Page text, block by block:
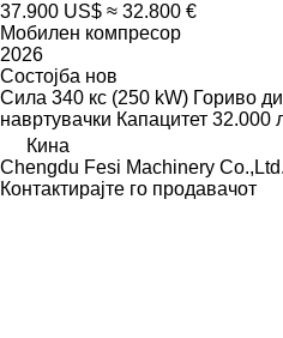
37.900 US$ ≈ 32.800 €
Мобилен компресор
2026
Состојба нов
Сила 340 кс (250 kW) Гориво
навртувачки Капацитет 32.000
Кина
Chengdu Fesi Machinery Co.,Ltd.
Контактирајте го продавачот